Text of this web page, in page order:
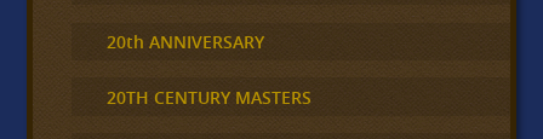
20th ANNIVERSARY
20TH CENTURY MASTERS